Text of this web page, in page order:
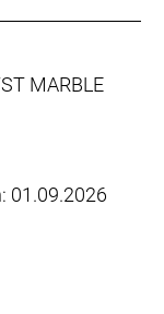
MARBLE
01.09.2026